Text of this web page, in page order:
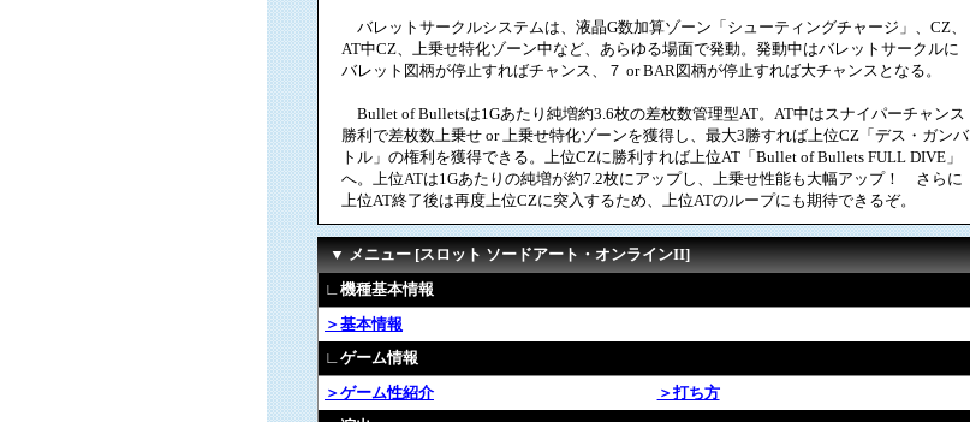
バレットサークルシステムは、液晶G数加算ゾーン「シューティングチャージ」、CZ、
AT中CZ、上乗せ特化ゾーン中など、あらゆる場面で発動。発動中はバレットサークルに
バレット図柄が停止すればチャンス、７ or BAR図柄が停止すれば大チャンスとなる。
Bullet of Bulletsは1Gあたり純増約3.6枚の差枚数管理型AT。AT中はスナイパーチャンス
勝利で差枚数上乗せ or 上乗せ特化ゾーンを獲得し、最大3勝すれば上位CZ「デス・ガンバ
トル」の権利を獲得できる。上位CZに勝利すれば上位AT「Bullet of Bullets FULL DIVE」
へ。上位ATは1Gあたりの純増が約7.2枚にアップし、上乗せ性能も大幅アップ！ さらに
上位AT終了後は再度上位CZに突入するため、上位ATのループにも期待できるぞ。
▼ メニュー [スロット ソードアート・オンラインII]
∟機種基本情報
＞基本情報
∟ゲーム情報
＞ゲーム性紹介
＞打ち方